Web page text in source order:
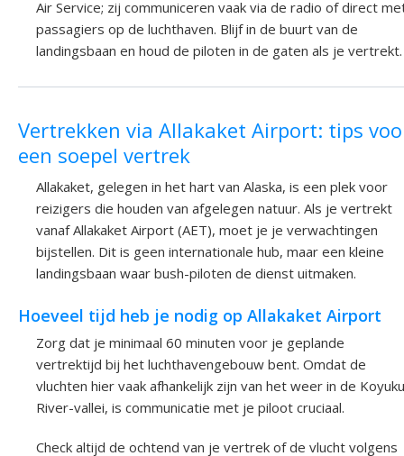
Air Service; zij communiceren vaak via de radio of direct
passagiers op de luchthaven. Blijf in de buurt van de
landingsbaan en houd de piloten in de gaten als je vertrekt.
Vertrekken via Allakaket Airport: tips
een soepel vertrek
Allakaket, gelegen in het hart van Alaska, is een plek voor
reizigers die houden van afgelegen natuur. Als je vertrekt
vanaf Allakaket Airport (AET), moet je je verwachtingen
bijstellen. Dit is geen internationale hub, maar een kleine
landingsbaan waar bush-piloten de dienst uitmaken.
Hoeveel tijd heb je nodig op Allakaket Airport
Zorg dat je minimaal 60 minuten voor je geplande
vertrektijd bij het luchthavengebouw bent. Omdat de
vluchten hier vaak afhankelijk zijn van het weer in de
River-vallei, is communicatie met je piloot cruciaal.
Check altijd de ochtend van je vertrek of de vlucht volgens